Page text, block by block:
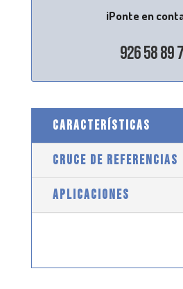
¡Ponte en
926 58 89
CARACTERÍSTICAS
CRUCE DE REFERENCIAS
APLICACIONES